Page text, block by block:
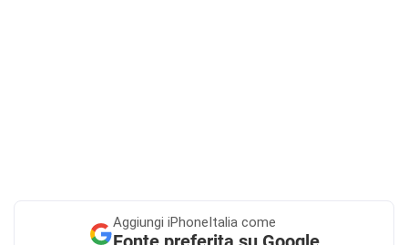
Aggiungi iPhoneItalia come